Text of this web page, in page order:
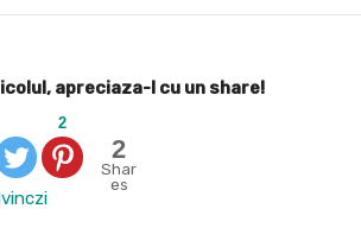
apreciaza-l cu un share!
2
2
Shar
es